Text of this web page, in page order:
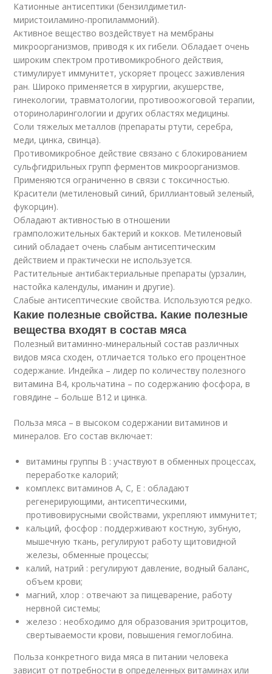
Катионные антисептики (бензилдиметил-
миристоиламино-пропиламмоний).
Активное вещество воздействует на мембраны
микроорганизмов, приводя к их гибели. Обладает очень
широким спектром противомикробного действия,
стимулирует иммунитет, ускоряет процесс заживления
ран. Широко применяется в хирургии, акушерстве,
гинекологии, травматологии, противоожоговой терапии,
оториноларингологии и других областях медицины.
Соли тяжелых металлов (препараты ртути, серебра,
меди, цинка, свинца).
Противомикробное действие связано с блокированием
сульфгидрильных групп ферментов микроорганизмов.
Применяются ограниченно в связи с токсичностью.
Красители (метиленовый синий, бриллиантовый зеленый,
фукорцин).
Обладают активностью в отношении
грамположительных бактерий и кокков. Метиленовый
синий обладает очень слабым антисептическим
действием и практически не используется.
Растительные антибактериальные препараты (урзалин,
настойка календулы, иманин и другие).
Слабые антисептические свойства. Используются редко.
Какие полезные свойства. Какие полезные
вещества входят в состав мяса
Полезный витаминно-минеральный состав различных
видов мяса сходен, отличается только его процентное
содержание. Индейка – лидер по количеству полезного
витамина B4, крольчатина – по содержанию фосфора, в
говядине – больше B12 и цинка.
Польза мяса – в высоком содержании витаминов и
минералов. Его состав включает:
витамины группы B : участвуют в обменных процессах,
переработке калорий;
комплекс витаминов A, C, E : обладают
регенерирующими, антисептическими,
противовирусными свойствами, укрепляют иммунитет;
кальций, фосфор : поддерживают костную, зубную,
мышечную ткань, регулируют работу щитовидной
железы, обменные процессы;
калий, натрий : регулируют давление, водный баланс,
объем крови;
магний, хлор : отвечают за пищеварение, работу
нервной системы;
железо : необходимо для образования эритроцитов,
свертываемости крови, повышения гемоглобина.
Польза конкретного вида мяса в питании человека
зависит от потребности в определенных витаминах или